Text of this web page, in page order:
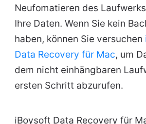
Neufomatieren des
Ihre Daten. Wenn Sie kein
haben, können Sie versuchen
Data Recovery für Mac, um
dem nicht einhängbaren
ersten Schritt abzurufen.
iBoysoft Data Recovery für